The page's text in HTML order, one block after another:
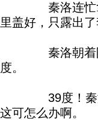
秦洛连忙拿过
里盖好，只露出
秦洛朝着阳光
度。
39度！秦洛急
这可怎么办啊。